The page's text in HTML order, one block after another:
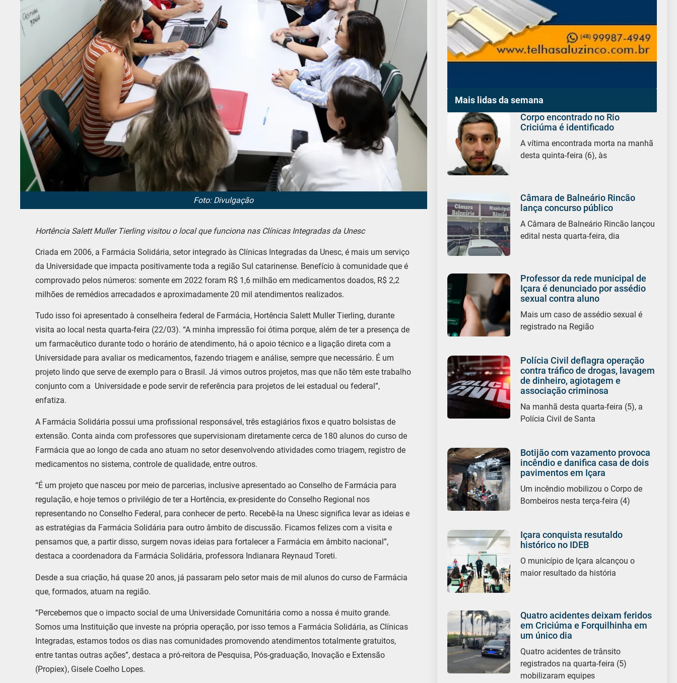
Foto: Divulgação
Hortência Salett Muller Tierling visitou o local que funciona nas Clínicas Integradas da Unesc
Criada em 2006, a Farmácia Solidária, setor integrado às Clínicas Integradas da Unesc, é mais um serviço
da Universidade que impacta positivamente toda a região Sul catarinense. Benefício à comunidade que é
comprovado pelos números: somente em 2022 foram R$ 1,6 milhão em medicamentos doados, R$ 2,2
milhões de remédios arrecadados e aproximadamente 20 mil atendimentos realizados.
Tudo isso foi apresentado à conselheira federal de Farmácia, Hortência Salett Muller Tierling, durante
visita ao local nesta quarta-feira (22/03). “A minha impressão foi ótima porque, além de ter a presença de
um farmacêutico durante todo o horário de atendimento, há o apoio técnico e a ligação direta com a
Universidade para avaliar os medicamentos, fazendo triagem e análise, sempre que necessário. É um
projeto lindo que serve de exemplo para o Brasil. Já vimos outros projetos, mas que não têm este trabalho
conjunto com a Universidade e pode servir de referência para projetos de lei estadual ou federal”,
enfatiza.
A Farmácia Solidária possui uma profissional responsável, três estagiários fixos e quatro bolsistas de
extensão. Conta ainda com professores que supervisionam diretamente cerca de 180 alunos do curso de
Farmácia que ao longo de cada ano atuam no setor desenvolvendo atividades como triagem, registro de
medicamentos no sistema, controle de qualidade, entre outros.
“É um projeto que nasceu por meio de parcerias, inclusive apresentado ao Conselho de Farmácia para
regulação, e hoje temos o privilégio de ter a Hortência, ex-presidente do Conselho Regional nos
representando no Conselho Federal, para conhecer de perto. Recebê-la na Unesc significa levar as ideias e
as estratégias da Farmácia Solidária para outro âmbito de discussão. Ficamos felizes com a visita e
pensamos que, a partir disso, surgem novas ideias para fortalecer a Farmácia em âmbito nacional”,
destaca a coordenadora da Farmácia Solidária, professora Indianara Reynaud Toreti.
Desde a sua criação, há quase 20 anos, já passaram pelo setor mais de mil alunos do curso de Farmácia
que, formados, atuam na região.
“Percebemos que o impacto social de uma Universidade Comunitária como a nossa é muito grande.
Somos uma Instituição que investe na própria operação, por isso temos a Farmácia Solidária, as Clínicas
Integradas, estamos todos os dias nas comunidades promovendo atendimentos totalmente gratuitos,
entre tantas outras ações”, destaca a pró-reitora de Pesquisa, Pós-graduação, Inovação e Extensão
(Propiex), Gisele Coelho Lopes.
Mais lidas da semana
Corpo encontrado no Rio
Criciúma é identificado
A vítima encontrada morta na manhã
desta quinta-feira (6), às
Câmara de Balneário Rincão
lança concurso público
A Câmara de Balneário Rincão lançou
edital nesta quarta-feira, dia
Professor da rede municipal de
Içara é denunciado por assédio
sexual contra aluno
Mais um caso de assédio sexual é
registrado na Região
Polícia Civil deflagra operação
contra tráfico de drogas, lavagem
de dinheiro, agiotagem e
associação criminosa
Na manhã desta quarta-feira (5), a
Polícia Civil de Santa
Botijão com vazamento provoca
incêndio e danifica casa de dois
pavimentos em Içara
Um incêndio mobilizou o Corpo de
Bombeiros nesta terça-feira (4)
Içara conquista resutaldo
histórico no IDEB
O município de Içara alcançou o
maior resultado da história
Quatro acidentes deixam feridos
em Criciúma e Forquilhinha em
um único dia
Quatro acidentes de trânsito
registrados na quarta-feira (5)
mobilizaram equipes